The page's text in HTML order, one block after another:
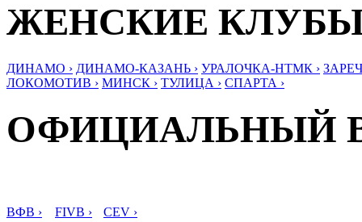
ЖЕНСКИЕ
ДИНАМО › ДИНАМО-КАЗАНЬ › УРАЛОЧКА-НТМК ›
ЛОКОМОТИВ › МИНСК › ТУЛИЦА › СПАРТА ›
ОФИЦИАЛЬНЫЙ
ВФВ › FIVB › CEV ›